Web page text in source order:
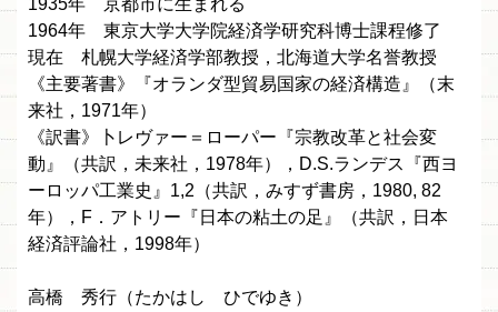
1935年 京都市に生まれる
1964年 東京大学大学院経済学研究科博士課程修了
現在 札幌大学経済学部教授，北海道大学名誉教授
《主要著書》『オランダ型貿易国家の経済構造』（末
来社，1971年）
《訳書》卜レヴァー＝ローパー『宗教改革と社会変
動』（共訳，未来社，1978年），D.S.ランデス『西ヨ
ーロッパ工業史』1,2（共訳，みすず書房，1980, 82
年），F．アトリー『日本の粘土の足』（共訳，日本
経済評論社，1998年）
高橋 秀行（たかはし ひでゆき）